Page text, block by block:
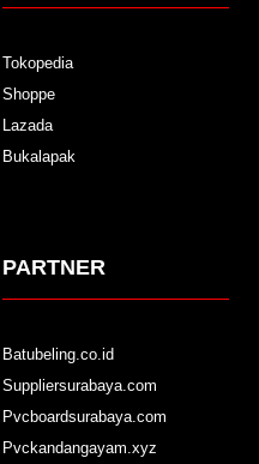
Tokopedia
Shoppe
Lazada
Bukalapak
PARTNER
Batubeling.co.id
Suppliersurabaya.com
Pvcboardsurabaya.com
Pvckandangayam.xyz